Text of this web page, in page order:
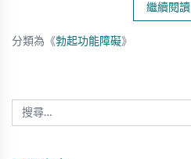
繼續閱讀
分類為《勃起功能障礙》